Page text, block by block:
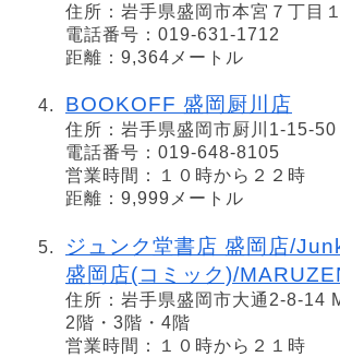
住所：岩手県盛岡市本宮７丁目１
電話番号：019-631-1712
距離：9,364メートル
BOOKOFF 盛岡厨川店
住所：岩手県盛岡市厨川1-15-50
電話番号：019-648-8105
営業時間：１０時から２２時
距離：9,999メートル
ジュンク堂書店 盛岡店/
盛岡店(コミック)/
住所：岩手県盛岡市大通2-8-14
2階・3階・4階
営業時間：１０時から２１時